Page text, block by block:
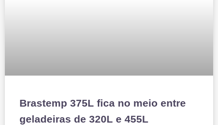
Brastemp 375L fica no meio entre
geladeiras de 320L e 455L